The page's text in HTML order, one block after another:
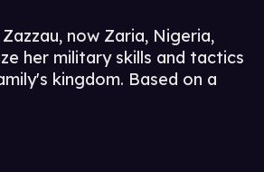
now Zaria, Nigeria,
her military skills and tactics
kingdom. Based on a